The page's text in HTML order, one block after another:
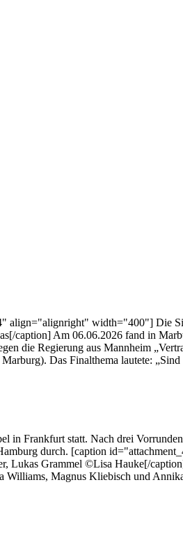
align="alignright" width="400"] Die
caption] Am 06.06.2026 fand in
die Regierung aus Mannheim
Das Finalthema lautete:
in Frankfurt statt. Nach drei
durch. [caption
Grammel ©Lisa Hauke[/
Magnus Kliebisch und